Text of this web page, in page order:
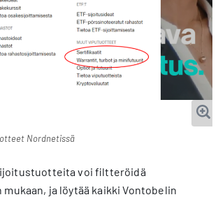
Nordnetissä
voi filtteröidä
ja löytää kaikki Vontobelin